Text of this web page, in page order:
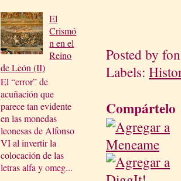
El
Crismó
n en el
Reino
de León (II)
El “error” de
acuñación que
parece tan evidente
en las monedas
leonesas de Alfonso
VI al invertir la
colocación de las
letras alfa y omeg...
Posted by
Labels:
Compártelo